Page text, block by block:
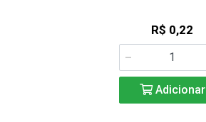
R$ 0,22
Adicionar